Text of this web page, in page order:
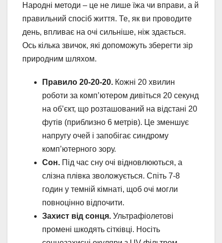
Народні методи – це не лише їжа чи вправи, а й
правильний спосіб життя. Те, як ви проводите
день, впливає на очі сильніше, ніж здається.
Ось кілька звичок, які допоможуть зберегти зір
природним шляхом.
Правило 20-20-20. Кожні 20 хвилин
роботи за комп’ютером дивіться 20 секунд
на об’єкт, що розташований на відстані 20
футів (приблизно 6 метрів). Це зменшує
напругу очей і запобігає синдрому
комп’ютерного зору.
Сон. Під час сну очі відновлюються, а
слізна плівка зволожується. Спіть 7-8
годин у темній кімнаті, щоб очі могли
повноцінно відпочити.
Захист від сонця. Ультрафіолетові
промені шкодять сітківці. Носіть